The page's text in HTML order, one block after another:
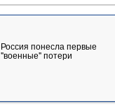
Россия понесла первые
"военные" потери